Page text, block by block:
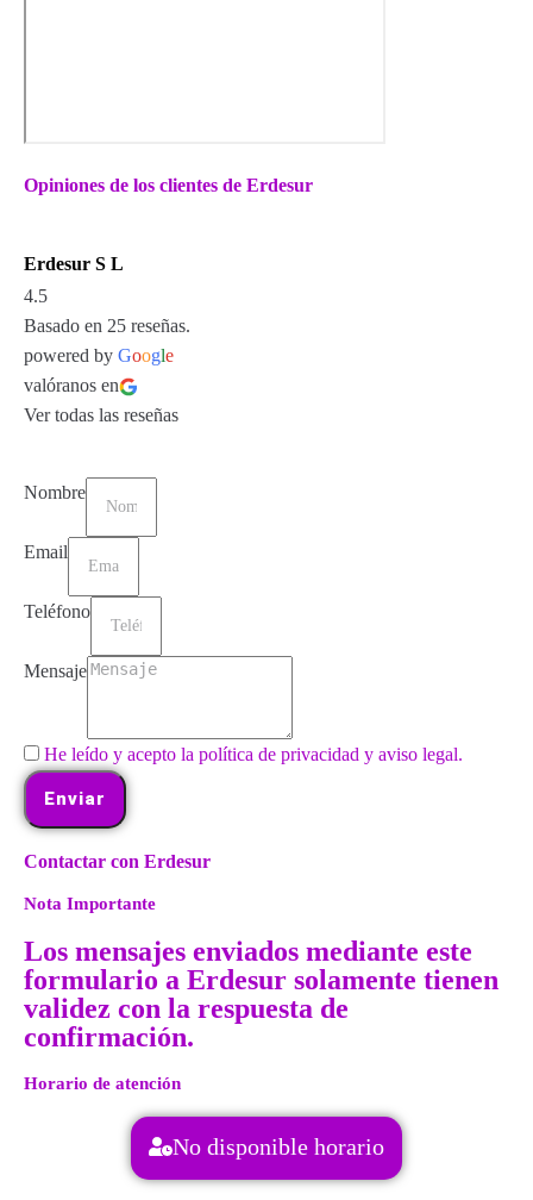
Opiniones de los clientes de Erdesur
Erdesur S L
4.5
Basado en 25 reseñas.
powered by Google
valóranos en
Ver todas las reseñas
Nombre
Email
Teléfono
Mensaje
He leído y acepto la política de privacidad y aviso legal.
Enviar
Contactar con Erdesur
Nota Importante
Los mensajes enviados mediante este
formulario a Erdesur solamente tienen
validez con la respuesta de
confirmación.
Horario de atención
No disponible horario